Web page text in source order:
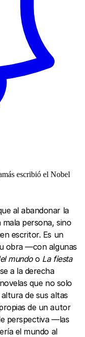
escribió el Nobel
al abandonar la
persona, sino
escritor. Es un
obra —con algunas
mundoo La fiesta
a la derecha
que no solo
de sus altas
de un autor
perspectiva —las
el mundo al